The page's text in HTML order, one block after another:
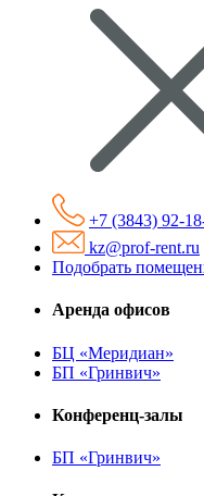
+7 (3843) 92-
kz@prof-rent.ru
Подобрать
Аренда офисов
БЦ «Меридиан»
БП «Гринвич»
Конференц-залы
БП «Гринвич»